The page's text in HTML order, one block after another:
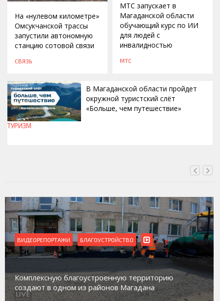
На «нулевом километре»
Омсукчанской трассы
запустили автономную
станцию сотовой связи
СВЯЗЬ
МТС запускает в
Магаданской области
обучающий курс по ИИ
для людей с
инвалидностью
МТС
В Магаданской области пройдет
окружной туристский слёт
«Больше, чем путешествие»
ТУРИЗМ
ВИДЕОРЕПОРТАЖИ БЛАГОУСТРОЙСТВО
Комплексную благоустроенную территорию
создают в одном из районов Магадана